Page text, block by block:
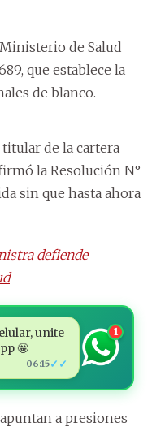
de Salud
que establece la
de blanco.
de la cartera
la Resolución N°
sin que hasta ahora
defiende
unite
🤩
06:15✓✓
1
a presiones